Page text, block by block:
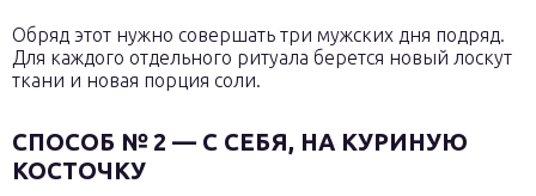
Обряд этот нужно совершать три мужских дня подряд.
Для каждого отдельного ритуала берется новый лоскут
ткани и новая порция соли.
СПОСОБ № 2 — С СЕБЯ, НА КУРИНУЮ
КОСТОЧКУ